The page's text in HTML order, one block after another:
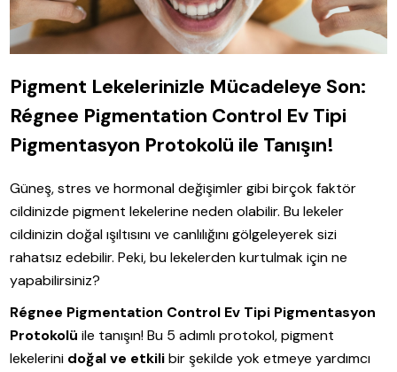
Pigment Lekelerinizle Mücadeleye Son:
Régnee Pigmentation Control Ev Tipi
Pigmentasyon Protokolü ile Tanışın!
Güneş, stres ve hormonal değişimler gibi birçok faktör
cildinizde pigment lekelerine neden olabilir. Bu lekeler
cildinizin doğal ışıltısını ve canlılığını gölgeleyerek sizi
rahatsız edebilir. Peki, bu lekelerden kurtulmak için ne
yapabilirsiniz?
Régnee Pigmentation Control Ev Tipi Pigmentasyon
Protokolü ile tanışın! Bu 5 adımlı protokol, pigment
lekelerini doğal ve etkilibir şekilde yok etmeye yardımcı